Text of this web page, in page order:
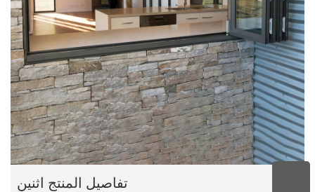
تفاصيل المنتج اثنين